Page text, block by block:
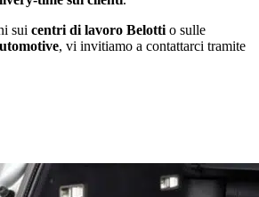
sui centri di lavoro Belotti o sulle
, vi invitiamo a contattarci tramite